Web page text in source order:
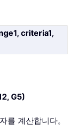
criteria1,
G5)
를 계산합니다。